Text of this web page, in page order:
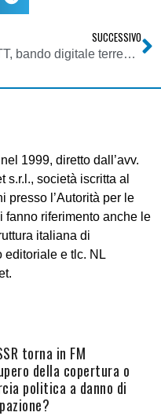
SUCCESSIVO
DTT, bando digitale terrestre, Basilicata: interviene Carcuro (Corecom)
1999, diretto dall’avv.
s.r.l., società iscritta al
presso l’Autorità per le
riferimento anche le
italiana di
editoriale e tlc. NL
torna in FM
della copertura o
politica a danno di